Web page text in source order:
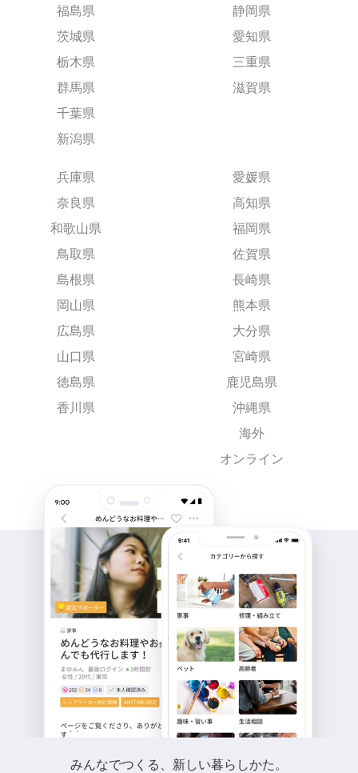
福島県
茨城県
栃木県
群馬県
千葉県
新潟県
静岡県
愛知県
三重県
滋賀県
兵庫県
奈良県
和歌山県
鳥取県
島根県
岡山県
広島県
山口県
徳島県
香川県
愛媛県
高知県
福岡県
佐賀県
長崎県
熊本県
大分県
宮崎県
鹿児島県
沖縄県
海外
オンライン
みんなでつくる、新しい暮らしかた。